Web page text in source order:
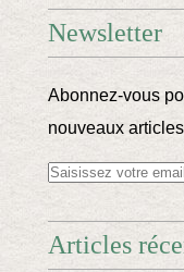
Newsletter
Abonnez-vous
nouveaux
Articles